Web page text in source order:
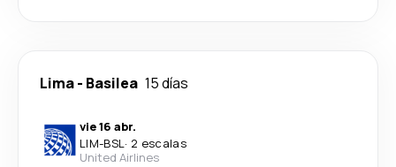
Lima- Basilea 15 días
vie 16 abr.
LIM-BSL· 2 escalas
United Airlines